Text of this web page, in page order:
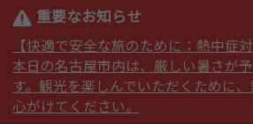
重要なお知らせ
【快適で安全な旅のために：熱中症
本日の名古屋市内は、厳しい暑さが
す。観光を楽しんでいただくために
心がけてください。